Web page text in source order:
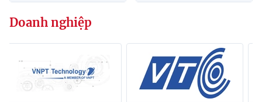
Email:stc@mst.gov.vn
©2026 Bản quyền thuộc Bộ Khoa Học và Công Nghệ
(Ghi rõ nguồn "https://mst.gov.vn" khi phát hành lại thông tin từ
website này)
Doanh nghiệp